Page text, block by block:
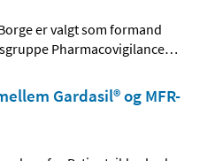
er valgt som formand
Pharmacovigilance…
Gardasil® og MFR-